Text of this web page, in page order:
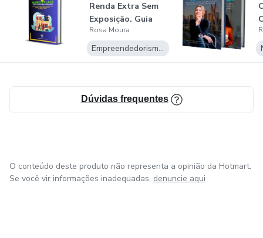
Renda Extra Sem
Exposição. Guia
Prático de Vend...
Rosa Moura
Empreendedorismo Digital
Dúvidas frequentes
O conteúdo deste produto não representa a opinião da Hotmart.
Se você vir informações inadequadas, denuncie aqui